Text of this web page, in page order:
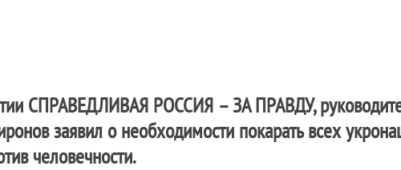
СПРАВЕДЛИВАЯ РОССИЯ – ЗА ПРАВДУ,
заявил о необходимости покарать всех
человечности.